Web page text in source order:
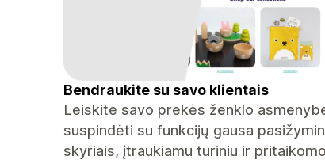
Bendraukite su savo klientais
Leiskite savo prekės ženklo
suspindėti su funkcijų gausa
skyriais, įtraukiamu turiniu ir